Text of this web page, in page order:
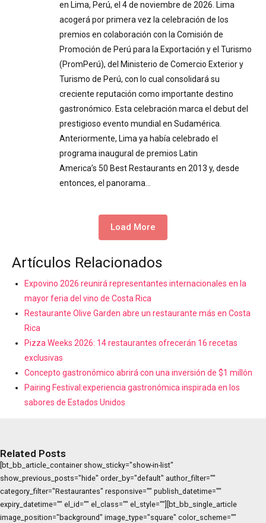
en Lima, Perú, el 4 de noviembre de 2026. Lima
acogerá por primera vez la celebración de los
premios en colaboración con la Comisión de
Promoción de Perú para la Exportación y el Turismo
(PromPerú), del Ministerio de Comercio Exterior y
Turismo de Perú, con lo cual consolidará su
creciente reputación como importante destino
gastronómico. Esta celebración marca el debut del
prestigioso evento mundial en Sudamérica.
Anteriormente, Lima ya había celebrado el
programa inaugural de premios Latin
America’s 50 Best Restaurants en 2013 y, desde
entonces, el panorama…
Load More
Artículos Relacionados
Expovino 2026 reunirá representantes internacionales en la
mayor feria del vino de Costa Rica
Restaurante Olive Garden abre un restaurante más en Costa
Rica
Pizza Weeks 2026: 14 restaurantes ofrecerán 16 recetas
exclusivas
Concepto gastronómico abrirá con una inversión de $1 millón
Pairing Festival:experiencia gastronómica inspirada en los
sabores de Estados Unidos
Related Posts
[bt_bb_article_container show_sticky="show-in-list"
show_previous_posts="hide" order_by="default" author_filter=""
category_filter="Restaurantes" responsive="" publish_datetime=""
expiry_datetime="" el_id="" el_class="" el_style=""][bt_bb_single_article
image_position="background" image_type="square" color_scheme=""